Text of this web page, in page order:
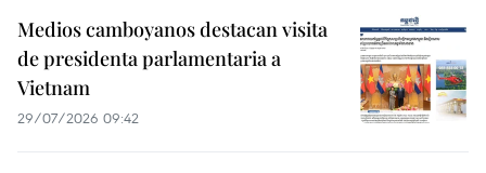
Medios camboyanos destacan visita
de presidenta parlamentaria a
Vietnam
29/07/2026 09:42